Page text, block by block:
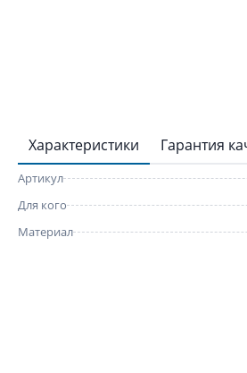
Характеристики Гарантия
Артикул
Для кого
Материал